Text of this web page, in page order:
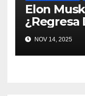
Elon
¿Regresa
nuevo
#Dogecoin
NOV 14, 2025